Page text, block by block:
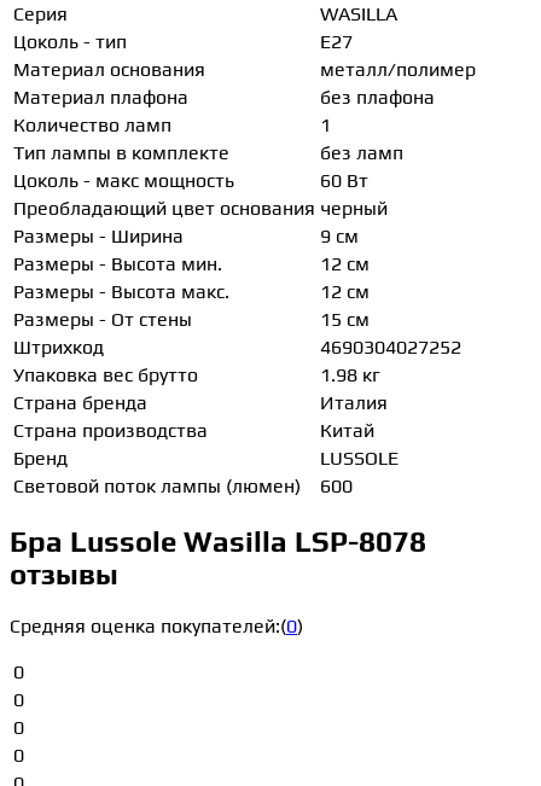
Серия
WASILLA
Цоколь - тип
E27
Материал основания
металл/полимер
Материал плафона
без плафона
Количество ламп
1
Тип лампы в комплекте
без ламп
Цоколь - макс мощность
60 Вт
Преобладающий цвет основания черный
Размеры - Ширина
9 см
Размеры - Высота мин.
12 см
Размеры - Высота макс.
12 см
Размеры - От стены
15 см
Штрихкод
4690304027252
Упаковка вес брутто
1.98 кг
Страна бренда
Италия
Страна производства
Китай
Бренд
LUSSOLE
Световой поток лампы (люмен)
600
Бра Lussole Wasilla LSP-8078
отзывы
Средняя оценка покупателей:(0)
0
0
0
0